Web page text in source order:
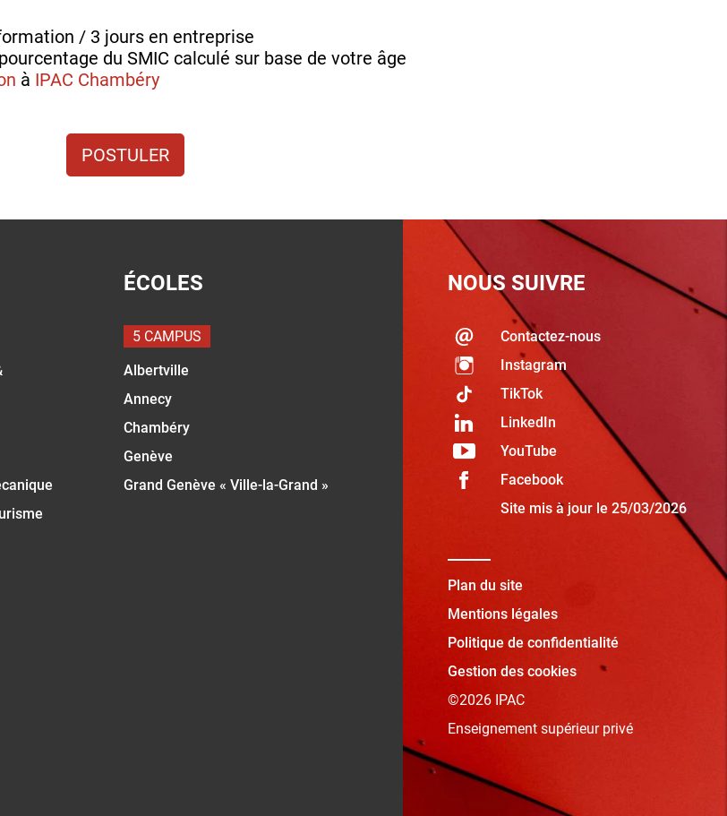
/ 3 jours en entreprise
du SMIC calculé sur base de votre âge
à IPAC Chambéry
POSTULER
ÉCOLES
5 CAMPUS
Albertville
Annecy
Chambéry
Genève
Grand Genève « Ville-la-Grand »
NOUS SUIVRE
Contactez-nous
Instagram
TikTok
LinkedIn
YouTube
Facebook
Site mis à jour le 25/03/2026
Plan du site
Mentions légales
Politique de confidentialité
Gestion des cookies
©2026 IPAC
Enseignement supérieur privé